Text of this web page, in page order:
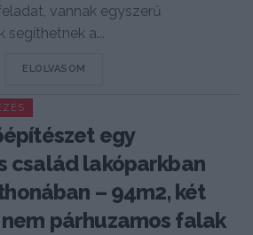
vannak egyszerű
segíthetnek a...
ELOLVASOM
egy
család lakóparkban
– 94m2, két
párhuzamos falak